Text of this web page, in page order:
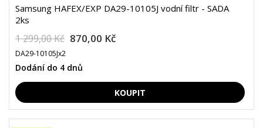
Samsung HAFEX/EXP DA29-10105J vodní filtr - SADA
2ks
1 299,00 Kč 870,00 Kč
DA29-10105Jx2
Dodání do 4 dnů